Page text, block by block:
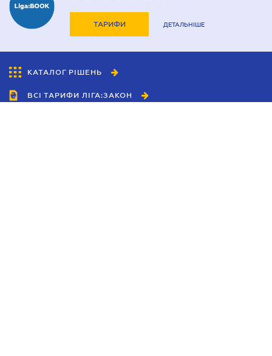
ТАРИФИ ДЕТАЛЬНІШЕ
КАТАЛОГ РІШЕНЬ
ВСІ ТАРИФИ ЛІГА:ЗАКОН